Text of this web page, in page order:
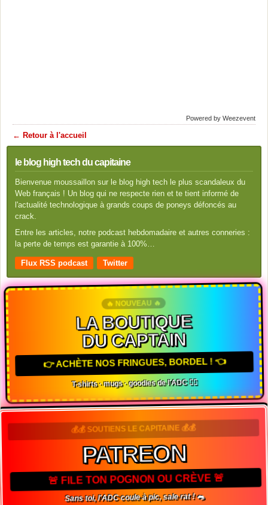
← Retour à l'accueil
le blog high tech du capitaine
Bienvenue moussaillon sur le blog high tech le plus scandaleux du
Web français ! Un blog qui ne respecte rien et te tient informé de
l'actualité technologique à grands coups de poneys défoncés au
crack.
Entre les articles, notre podcast hebdomadaire et autres conneries :
la perte de temps est garantie à 100%…
Flux RSS podcast Twitter
🔥 NOUVEAU 🔥
LA BOUTIQUE
DU CAPTAIN
👉 ACHÈTE NOS FRINGUES, BORDEL ! 👈
T-shirts · mugs · goodies de l'ADC 🏴‍☠️
💰💰 SOUTIENS LE CAPITAINE 💰💰
PATREON
🚨 FILE TON POGNON OU CRÈVE 🚨